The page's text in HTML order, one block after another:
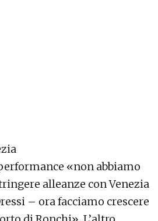
«non abbiamo
alleanze con Venezia
– ora facciamo crescere